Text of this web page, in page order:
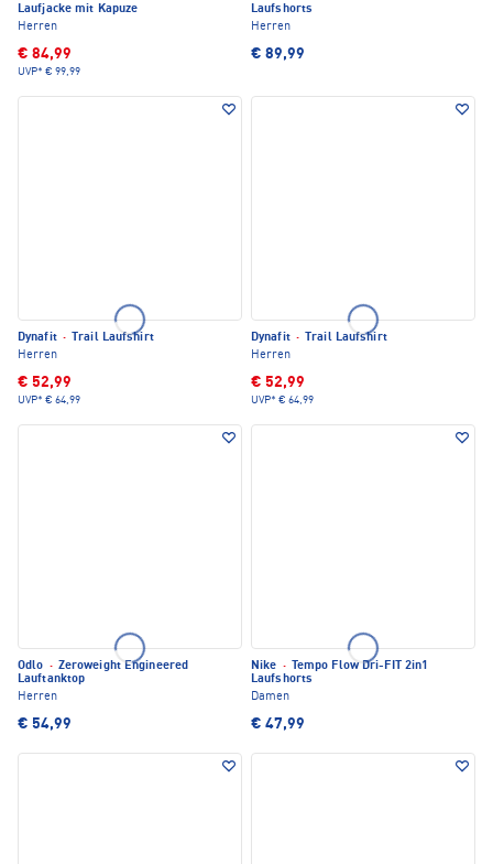
Laufjacke mit Kapuze
Herren
€ 84,99
UVP* € 99,99
Laufshorts
Herren
€ 89,99
Dynafit ·
Trail Laufshirt
Herren
€ 52,99
UVP* € 64,99
Dynafit ·
Trail Laufshirt
Herren
€ 52,99
UVP* € 64,99
Odlo · Zeroweight Engineered
Lauftanktop
Herren
€ 54,99
Nike ·
Tempo Flow Dri-FIT 2in1
Laufshorts
Damen
€ 47,99